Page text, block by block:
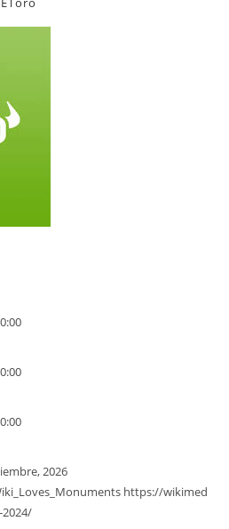
2026
https://wikimed